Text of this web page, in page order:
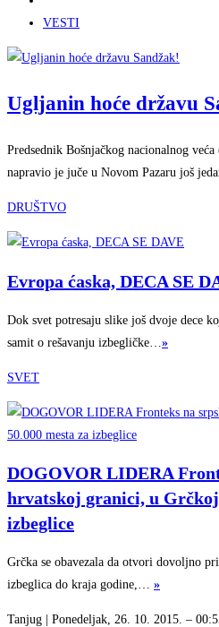
VESTI
Ugljanin hoće državu
Predsednik Bošnjačkog nacionalnog
napravio je juče u Novom Pazaru još
DRUŠTVO
Evropa ćaska, DECA SE
Dok svet potresaju slike još dvoje dece
samit o rešavanju izbegličke… »
SVET
DOGOVOR LIDERA
hrvatskoj granici, u Grčkoj
izbeglice
Grčka se obavezala da otvori dovoljno
izbeglica do kraja godine,… »
Tanjug | Ponedeljak, 26. 10. 2015. –